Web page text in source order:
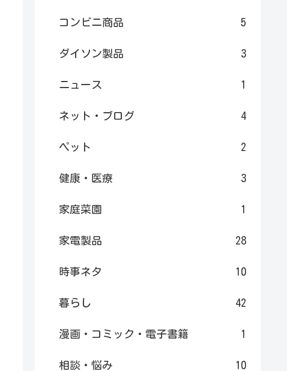
コンビニ商品 5
ダイソン製品 3
ニュース 1
ネット・ブログ 4
ペット 2
健康・医療 3
家庭菜園 1
家電製品 28
時事ネタ 10
暮らし 42
漫画・コミック・電子書籍 1
相談・悩み 10